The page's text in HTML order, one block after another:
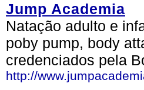
Jump Academia
Natação adulto e
poby pump, body
credenciados pela
http://